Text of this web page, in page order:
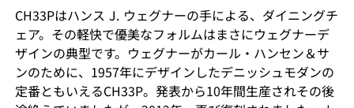
CH33Pはハンス J. ウェグナーの手による、ダイニングチ
ェア。その軽快で優美なフォルムはまさにウェグナーデ
ザインの典型です。ウェグナーがカール・ハンセン＆サ
ンのために、1957年にデザインしたデニッシュモダンの
定番ともいえるCH33P。発表から10年間生産されその後